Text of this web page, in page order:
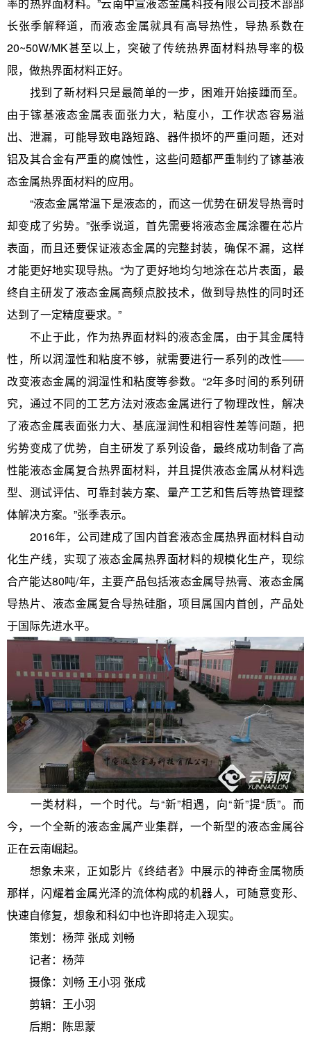
长张季解释道，而液态金属就具有高导热性，导热系数在
20~50W/MK甚至以上，突破了传统热界面材料热导率的极
限，做热界面材料正好。
找到了新材料只是最简单的一步，困难开始接踵而至。
由于镓基液态金属表面张力大，粘度小，工作状态容易溢
出、泄漏，可能导致电路短路、器件损坏的严重问题，还对
铝及其合金有严重的腐蚀性，这些问题都严重制约了镓基液
态金属热界面材料的应用。
“液态金属常温下是液态的，而这一优势在研发导热膏时
却变成了劣势。”张季说道，首先需要将液态金属涂覆在芯片
表面，而且还要保证液态金属的完整封装，确保不漏，这样
才能更好地实现导热。“为了更好地均匀地涂在芯片表面，最
终自主研发了液态金属高频点胶技术，做到导热性的同时还
达到了一定精度要求。”
不止于此，作为热界面材料的液态金属，由于其金属特
性，所以润湿性和粘度不够，就需要进行一系列的改性——
改变液态金属的润湿性和粘度等参数。“2年多时间的系列研
究，通过不同的工艺方法对液态金属进行了物理改性，解决
了液态金属表面张力大、基底湿润性和相容性差等问题，把
劣势变成了优势，自主研发了系列设备，最终成功制备了高
性能液态金属复合热界面材料，并且提供液态金属从材料选
型、测试评估、可靠封装方案、量产工艺和售后等热管理整
体解决方案。”张季表示。
2016年，公司建成了国内首套液态金属热界面材料自动
化生产线，实现了液态金属热界面材料的规模化生产，现综
合产能达80吨/年，主要产品包括液态金属导热膏、液态金属
导热片、液态金属复合导热硅脂，项目属国内首创，产品处
于国际先进水平。
一类材料，一个时代。与“新”相遇，向“新”提“质”。而
今，一个全新的液态金属产业集群，一个新型的液态金属谷
正在云南崛起。
想象未来，正如影片《终结者》中展示的神奇金属物质
那样，闪耀着金属光泽的流体构成的机器人，可随意变形、
快速自修复，想象和科幻中也许即将走入现实。
策划：杨萍 张成 刘畅
记者：杨萍
摄像：刘畅 王小羽 张成
剪辑：王小羽
后期：陈思蒙